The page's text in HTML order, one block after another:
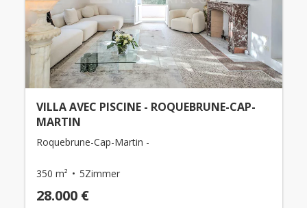
VILLA AVEC PISCINE - ROQUEBRUNE-CAP-
MARTIN
Roquebrune-Cap-Martin -
350 m² 5Zimmer
28.000 €